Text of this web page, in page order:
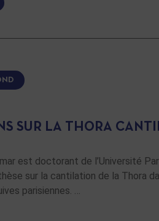
SUR LA THORA
est doctorant de l’Université
sur la cantilation de la Thora
parisiennes. …